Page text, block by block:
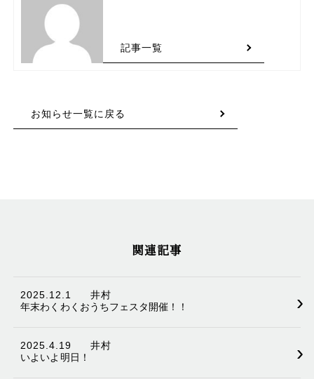
記事一覧
お知らせ一覧に戻る
関連記事
2025.12.1
井村
年末わくわくおうちフェスタ開催！！
›
2025.4.19
井村
いよいよ明日！
›